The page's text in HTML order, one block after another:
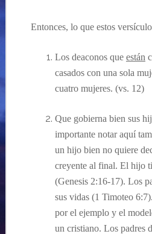
Entonces, lo que estos
Los deaconosque están
casados con una sola
cuatro mujeres. (vs. 12)
Que gobierna bien sus
importante notar aquí
un hijo bien no quiere
creyente al final. El hijo
(Genesis 2:16-17). Los
sus vidas (1 Timoteo 6:7)
por el ejemplo y el
un cristiano. Los padres d